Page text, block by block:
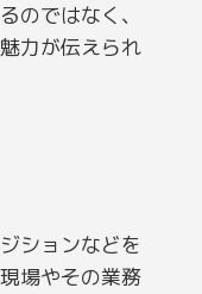
のではなく、
力が伝えられ
ションなどを
場やその業務